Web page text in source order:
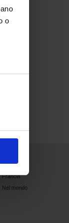
o
Francia
Nel mondo